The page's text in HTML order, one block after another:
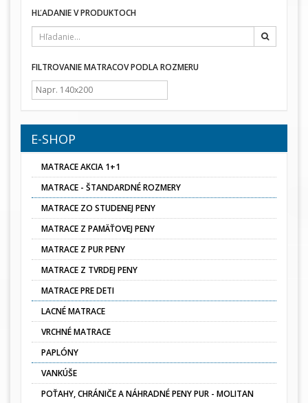
HĽADANIE V PRODUKTOCH
FILTROVANIE MATRACOV PODLA ROZMERU
E-SHOP
MATRACE AKCIA 1+1
MATRACE - ŠTANDARDNÉ ROZMERY
MATRACE ZO STUDENEJ PENY
MATRACE Z PAMÄŤOVEJ PENY
MATRACE Z PUR PENY
MATRACE Z TVRDEJ PENY
MATRACE PRE DETI
LACNÉ MATRACE
VRCHNÉ MATRACE
PAPLÓNY
VANKÚŠE
POŤAHY, CHRÁNIČE A NÁHRADNÉ PENY PUR - MOLITAN